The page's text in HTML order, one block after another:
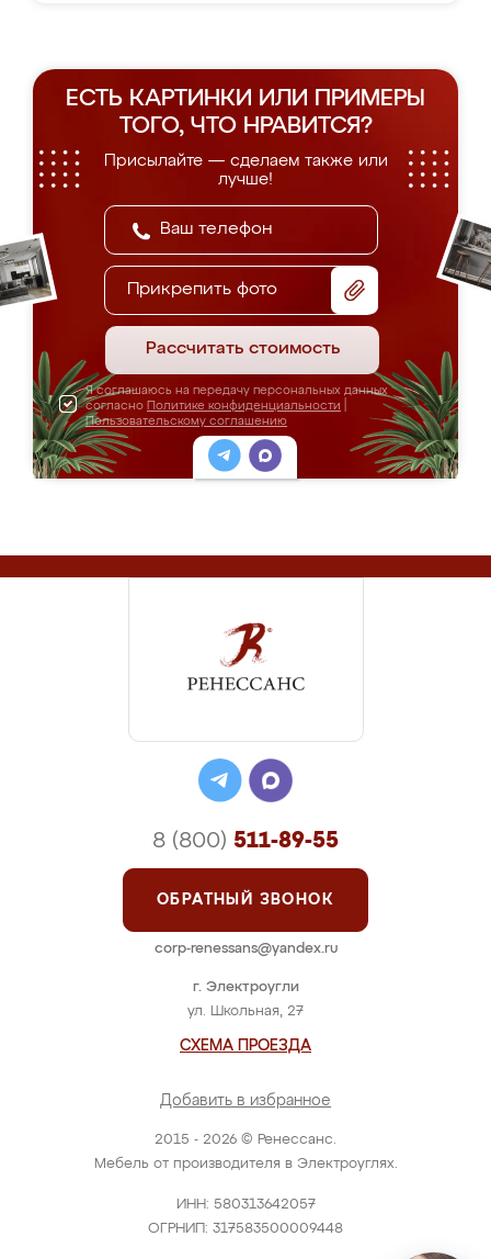
ЕСТЬ КАРТИНКИ ИЛИ ПРИМЕРЫ
ТОГО, ЧТО НРАВИТСЯ?
Присылайте — сделаем также или
лучше!
Прикрепить фото
Рассчитать стоимость
Я соглашаюсь на передачу персональных данных
согласно Политике конфиденциальности
Пользовательскому соглашению
2015 - 2026 © Ренессанс.
Мебель от производителя в Электроуглях.
ИНН: 580313642057
ОГРНИП: 317583500009448
г. Электроугли
ул. Школьная, 27
СХЕМА ПРОЕЗДА
Добавить в избранное
8 (800) 511-89-55
ОБРАТНЫЙ ЗВОНОК
corp-renessans@yandex.ru